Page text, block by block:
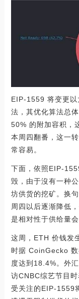
EIP-1559 将变更以
法，其优化算法总
50% 的附加容积，
本周四翻番，这一
常容易。
下面，依照EIP-
毁，由于沒有一种
坊供货的挖矿。换
周四以后逐渐降低
是相对性于供给量会
这周，ETH 价钱发
时据 CoinGecko
度达到18.4%。外
访CNBC综艺节目
受关注的EIP-1559